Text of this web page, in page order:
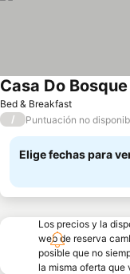
Bed & Breakfast
Casa Do Bosque
/ Puntuación no
Elige fechas para
Los precios y la
web de reserva
posible que no
la misma oferta que